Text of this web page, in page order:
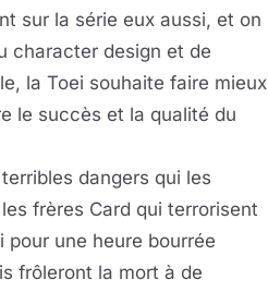
sur la série eux aussi, et on
character design et de
la Toei souhaite faire mieux
le succès et la qualité du
dangers qui les
frères Card qui terrorisent
une heure bourrée
frôleront la mort à de